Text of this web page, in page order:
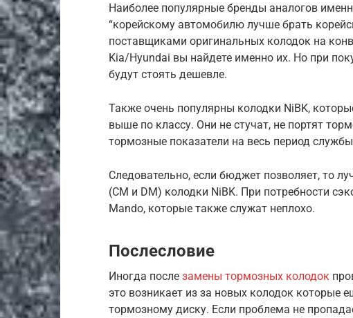
Наиболее популярные бренды аналогов
“корейскому автомобилю лучше брать
поставщиками оригинальных колодок на
Kia/Hyundai вы найдете именно их. Но при
будут стоять дешевле.
Также очень популярны колодки NiBK,
выше по классу. Они не стучат, не портят
тормозные показатели на весь период
Следовательно, если бюджет позволяет, то
(CM и DM) колодки NiBK. При потребности
Mando, которые также служат неплохо.
Послесловие
Иногда после замены тормозных колодок
это возникает из за новых колодок которые
тормозному диску. Если проблема не